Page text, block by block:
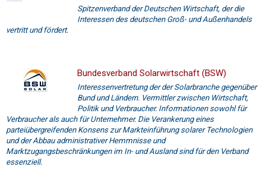
Spitzenverband der Deutschen Wirtschaft, der die
Interessen des deutschen Groß- und Außenhandels
vertritt und fördert.
Bundesverband Solarwirtschaft (BSW)
Interessenvertretung der der Solarbranche gegenüber
Bund und Ländern. Vermittler zwischen Wirtschaft,
Politik und Verbraucher. Informationen sowohl für
Verbraucher als auch für Unternehmer. Die Verankerung eines
parteiübergreifenden Konsens zur Markteinführung solarer Technologien
und der Abbau administrativer Hemmnisse und
Marktzugangsbeschränkungen im In- und Ausland sind für den Verband
essenziell.